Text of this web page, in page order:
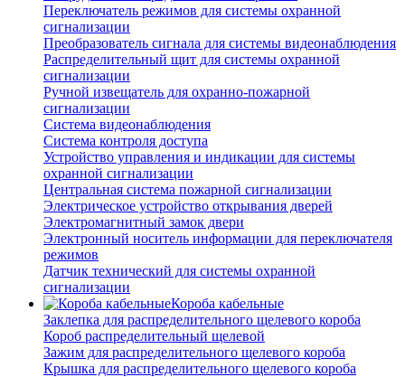
Переключатель режимов для системы охранной
сигнализации
Преобразователь сигнала для системы видеонаблюдения
Распределительный щит для системы охранной
сигнализации
Ручной извещатель для охранно-пожарной
сигнализации
Система видеонаблюдения
Система контроля доступа
Устройство управления и индикации для системы
охранной сигнализации
Центральная система пожарной сигнализации
Электрическое устройство открывания дверей
Электромагнитный замок двери
Электронный носитель информации для переключателя
режимов
Датчик технический для системы охранной
сигнализации
Короба кабельные
Заклепка для распределительного щелевого короба
Короб распределительный щелевой
Зажим для распределительного щелевого короба
Крышка для распределительного щелевого короба